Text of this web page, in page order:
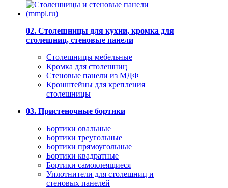
02. Столешницы для кухни, кромка для
столешниц, стеновые панели
Столешницы мебельные
Кромка для столешниц
Стеновые панели из МДФ
Кронштейны для крепления
столешницы
03. Пристеночные бортики
Бортики овальные
Бортики треугольные
Бортики прямоугольные
Бортики квадратные
Бортики самоклеящиеся
Уплотнители для столешниц и
стеновых панелей